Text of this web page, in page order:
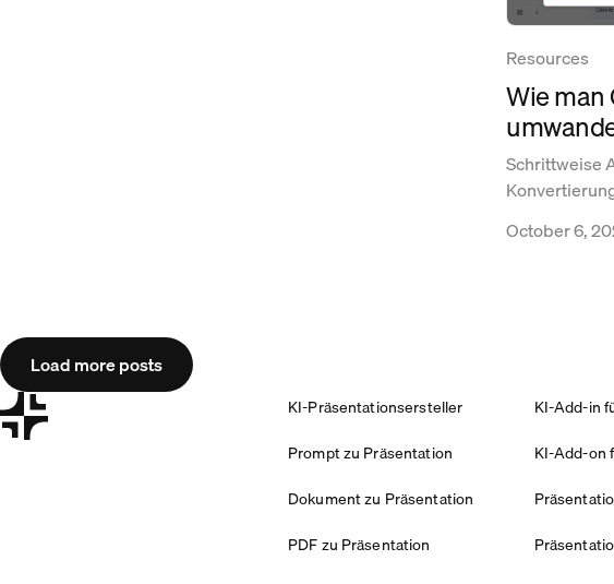
Resources
Wie man
Schrittweise
October 6,
Load more posts
KI-Präsentationsersteller
Prompt zu Präsentation
Dokument zu Präsentation
PDF zu Präsentation
KI-Add-in
KI-Add-on